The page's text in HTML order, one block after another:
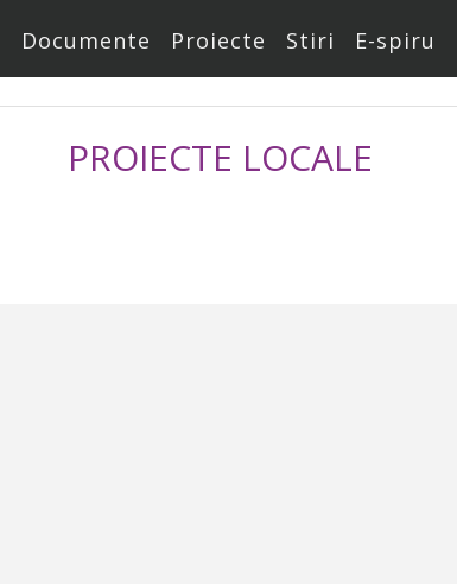
Documente Proiecte Stiri E-spiru
PROIECTE LOCALE